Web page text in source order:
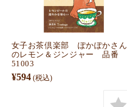
女子お茶倶楽部 ぽかぽかさん
のレモン＆ジンジャー 品番
51003
¥594 (税込)